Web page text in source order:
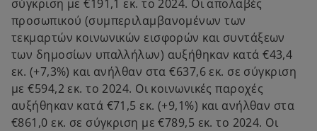
σύγκριση με €191,1 εκ. το 2024. Οι απολαβές
προσωπικού (συμπεριλαμβανομένων των
τεκμαρτών κοινωνικών εισφορών και συντάξεων
των δημοσίων υπαλλήλων) αυξήθηκαν κατά €43,4
εκ. (+7,3%) και ανήλθαν στα €637,6 εκ. σε σύγκριση
με €594,2 εκ. το 2024. Οι κοινωνικές παροχές
αυξήθηκαν κατά €71,5 εκ. (+9,1%) και ανήλθαν στα
€861,0 εκ. σε σύγκριση με €789,5 εκ. το 2024. Οι